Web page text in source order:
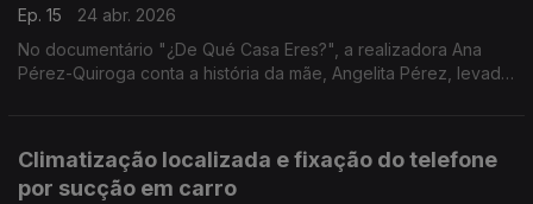
Ep. 15
24 abr. 2026
No documentário "¿De Qué Casa Eres?", a realizadora Ana
Pérez-Quiroga conta a história da mãe, Angelita Pérez, levada
Climatização localizada e fixação do telefone
por sucção em carro